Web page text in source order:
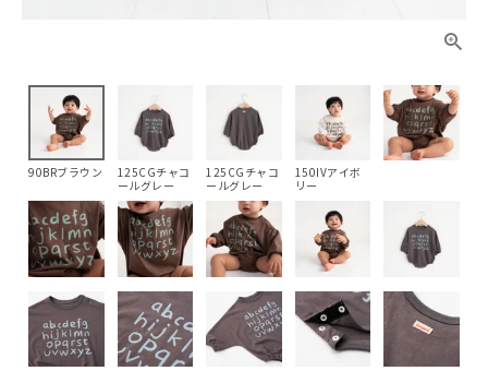
90BRブラウン
125CGチャコ
ールグレー
125CGチャコ
ールグレー
150IVアイボ
リー